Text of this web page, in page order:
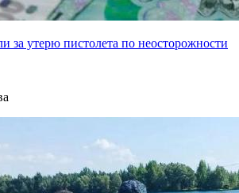
за утерю пистолета по неосторожности